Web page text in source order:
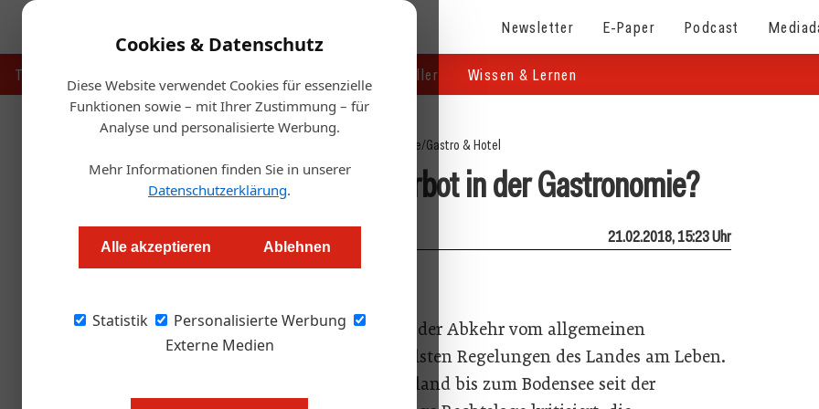
Cookies & Datenschutz
Diese Website verwendet Cookies für essenzielle
Funktionen sowie – mit Ihrer Zustimmung – für
Analyse und personalisierte Werbung.
Mehr Informationen finden Sie in unserer
Datenschutzerklärung.
Alle akzeptieren Ablehnen
Statistik
Personalisierte Werbung
Externe Medien
Newsletter E-Paper Podcast
Touristik Handel & Hersteller Wissen & Lernen
Startseite/Gastro & Hotel
Pro-Contra: Rauchverbot in der Gastronomie?
Redaktion 21.02.2018, 15:23 Uhr
Die neue Bundesregierung hält mit der Abkehr vom allgemeinen
Rauchverbot eine der dysfunktionalsten Regelungen des Landes am Leben.
Mit Recht haben Wirte vom Burgenland bis zum Bodensee seit der